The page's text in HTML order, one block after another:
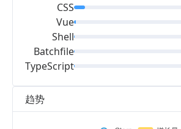
趋势
CSS
Vue
Shell
Batchfile
TypeScript